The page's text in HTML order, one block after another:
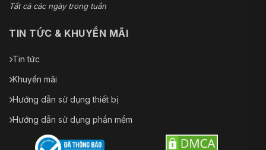
Tất cả các ngày trong tuần
TIN TỨC & KHUYẾN MÃI
Tin tức
Khuyến mãi
Hướng dẫn sử dụng thiết bị
Hướng dẫn sử dụng phần mềm